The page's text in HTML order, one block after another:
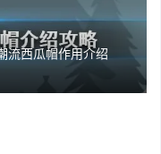
流西瓜帽作用介绍